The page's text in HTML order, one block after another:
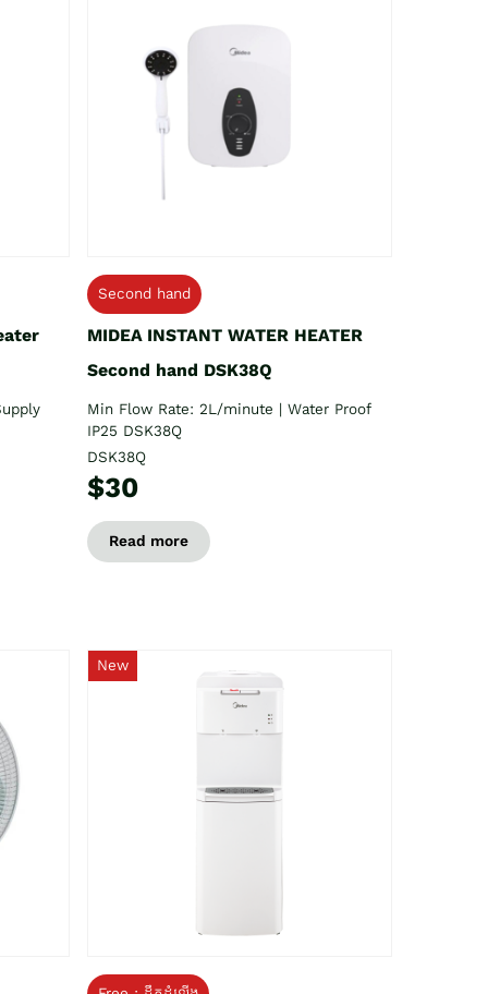
Second hand
MIDEA INSTANT WATER HEATER
Second hand DSK38Q
Min Flow Rate: 2L/minute | Water Proof
IP25 DSK38Q
DSK38Q
$30
Read more
New